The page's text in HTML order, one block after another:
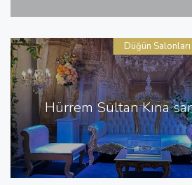
Hürrem Sultan Kına
Düğün Salonları